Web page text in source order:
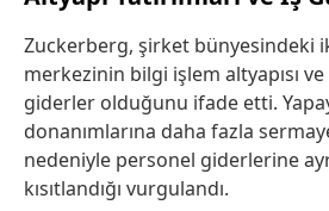
Zuckerberg, şirket bünyesindeki
merkezinin bilgi işlem altyapısı
giderler olduğunu ifade etti.
donanımlarına daha fazla
nedeniyle personel giderlerine
kısıtlandığı vurgulandı.